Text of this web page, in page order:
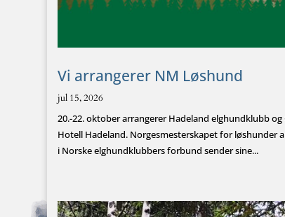
Vi arrangerer NM Løshund
jul 15, 2026
20.-22. oktober arrangerer Hadeland elghundklubb
Hotell Hadeland. Norgesmesterskapet for løshunder
i Norske elghundklubbers forbund sender sine...